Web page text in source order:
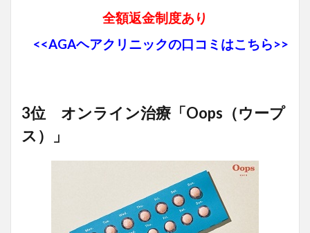
全額返金制度あり
<<AGAヘアクリニックの口コミはこちら>>
3位 オンライン治療「Oops（ウープ
ス）」